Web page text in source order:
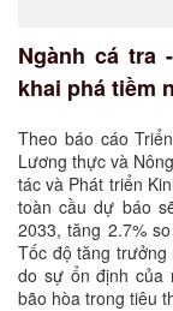
Ngành cá tra
khai phá tiềm
Theo báo cáo
Lương thực và
tác và Phát triển
toàn cầu dự báo
2033, tăng 2.7%
Tốc độ tăng trưởng
do sự ổn định của
bão hòa trong tiêu